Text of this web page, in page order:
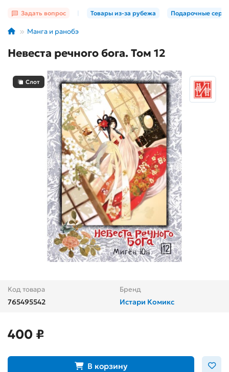
Задать вопрос Товары из-за рубежа Подарочные
Манга и ранобэ
Невеста речного бога. Том 12
Слот
Код товара
765495542
Бренд
Истари Комикс
400 ₽
В корзину